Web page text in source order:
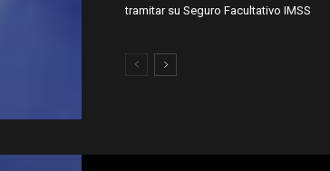
tramitar su Seguro Facultativo IMSS